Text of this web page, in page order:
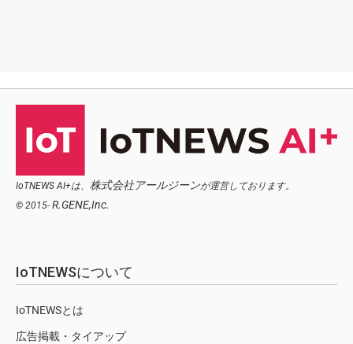
IoTNEWS AI+は、 株式会社アールジーンが運営しております。
© 2015- R.GENE,Inc.
IoTNEWSについて
IoTNEWSとは
広告掲載・タイアップ